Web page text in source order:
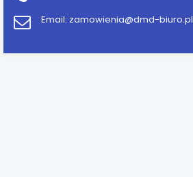
Email: zamowienia@dmd-biuro.pl